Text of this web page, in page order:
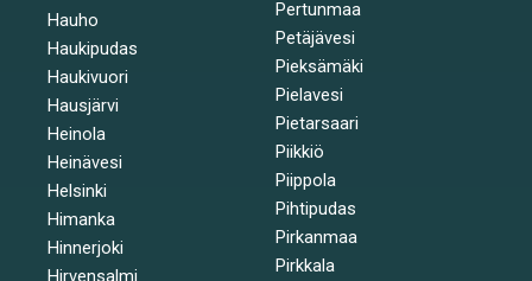
Hauho
Haukipudas
Haukivuori
Hausjärvi
Heinola
Heinävesi
Helsinki
Himanka
Hinnerjoki
Hirvensalmi
Pertunmaa
Petäjävesi
Pieksämäki
Pielavesi
Pietarsaari
Piikkiö
Piippola
Pihtipudas
Pirkanmaa
Pirkkala